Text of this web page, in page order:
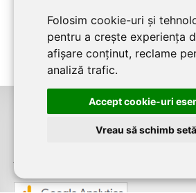
Folosim cookie-uri și
pentru a crește experiența
afișare conținut, reclame
analiză trafic.
Accept cookie-uri
Vreau să schimb